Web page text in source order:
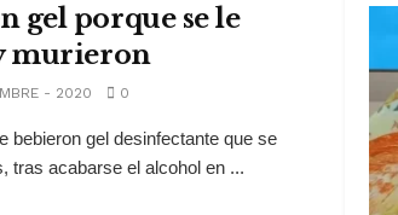
gel porque se le
murieron
- 2020 0
bebieron gel desinfectante que se
tras acabarse el alcohol en ...